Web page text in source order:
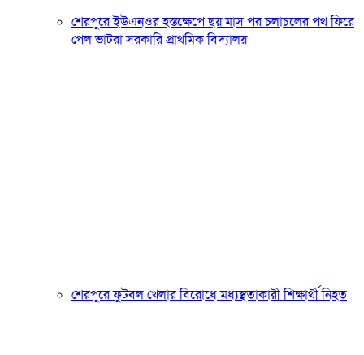
শেরপুরে ইউএনওর হস্তক্ষেপে ছয় মাস পর চলাচলের পথ ফিরে
পেল ভাটরা সরকারি প্রাথমিক বিদ্যালয়
শেরপুরে ফুটবল খেলার বিরোধে মধ্যস্থতাকারী শিক্ষার্থী নিহত